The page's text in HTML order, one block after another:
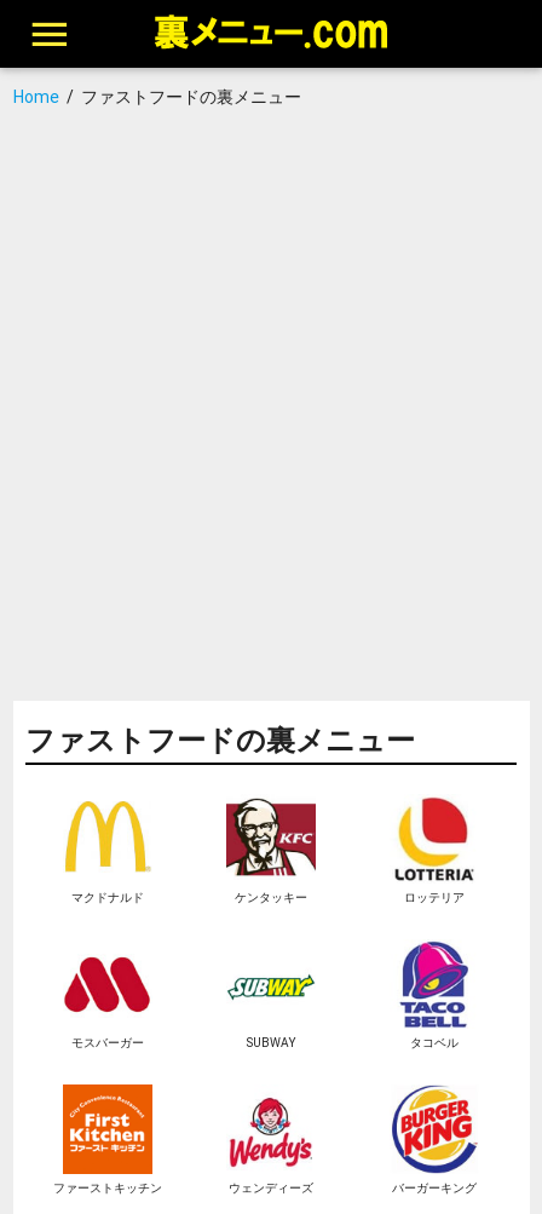
Home/ ファストフードの裏メニュー
ファストフードの裏メニュー
マクドナルド ケンタッキー ロッテリア
モスバーガー SUBWAY タコベル
ファーストキッチン ウェンディーズ バーガーキング